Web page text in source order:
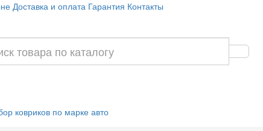
Доставка и оплата Гарантия Контакты
ковриков по марке авто